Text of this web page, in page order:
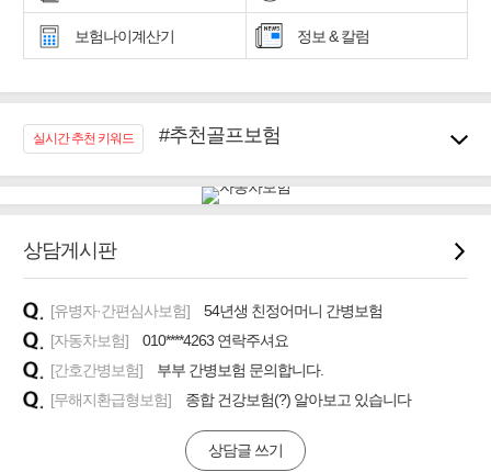
보험나이계산기 정보 & 칼럼
실시간 추천 키워드
#추천골프보험
#노후대비 연금재테크!
#임플란트, 치아치료보장
#바뀌기전에 4세대 가입
상담게시판
[유병자·간편심사보험]
54년생 친정어머니 간병보험
[자동차보험]
010****4263 연락주셔요
[간호간병보험]
부부 간병보험 문의합니다.
[무해지환급형보험]
종합 건강보험(?) 알아보고 있습니다
상담글 쓰기